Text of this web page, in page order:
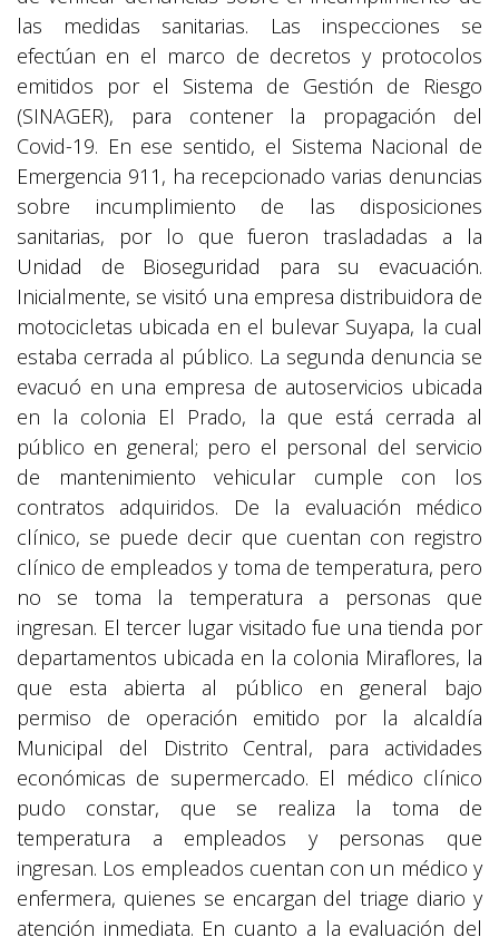
las medidas sanitarias. Las inspecciones se
efectúan en el marco de decretos y protocolos
emitidos por el Sistema de Gestión de Riesgo
(SINAGER), para contener la propagación del
Covid-19. En ese sentido, el Sistema Nacional de
Emergencia 911, ha recepcionado varias denuncias
sobre incumplimiento de las disposiciones
sanitarias, por lo que fueron trasladadas a la
Unidad de Bioseguridad para su evacuación.
Inicialmente, se visitó una empresa distribuidora de
motocicletas ubicada en el bulevar Suyapa, la cual
estaba cerrada al público. La segunda denuncia se
evacuó en una empresa de autoservicios ubicada
en la colonia El Prado, la que está cerrada al
público en general; pero el personal del servicio
de mantenimiento vehicular cumple con los
contratos adquiridos. De la evaluación médico
clínico, se puede decir que cuentan con registro
clínico de empleados y toma de temperatura, pero
no se toma la temperatura a personas que
ingresan. El tercer lugar visitado fue una tienda por
departamentos ubicada en la colonia Miraflores, la
que esta abierta al público en general bajo
permiso de operación emitido por la alcaldía
Municipal del Distrito Central, para actividades
económicas de supermercado. El médico clínico
pudo constar, que se realiza la toma de
temperatura a empleados y personas que
ingresan. Los empleados cuentan con un médico y
enfermera, quienes se encargan del triage diario y
atención inmediata. En cuanto a la evaluación del